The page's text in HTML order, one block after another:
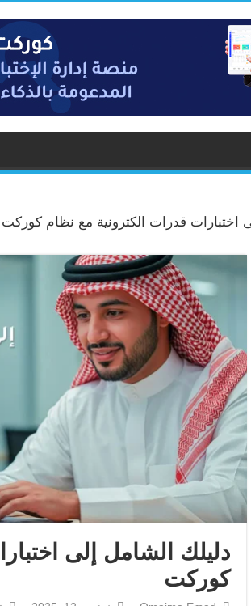
اختبارات قدرات الكترونية مع نظام كوركت
دليلك الشامل إلى
كوركت